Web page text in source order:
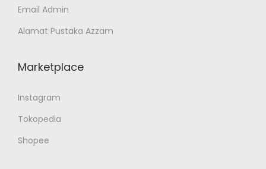
Email Admin
Alamat Pustaka Azzam
Marketplace
Instagram
Tokopedia
Shopee